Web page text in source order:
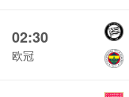
02:30
欧冠